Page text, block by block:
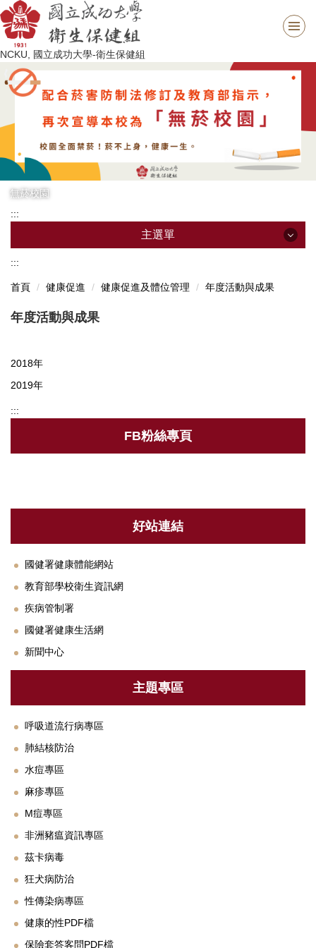
跳
到
主
要
內
容
區
NCKU, 國立成功大學-衛生保健組
無菸校園
:::
主選單
最新消息
行事曆
健康餐飲
新冠肺炎防疫措施
職業安全衛生護理
衛教專區
單位設備及校園友善設施介紹
下載專區
常見Q&A
鄰近醫療資源
:::
首頁 健康促進 健康促進及體位管理 年度活動與成果
年度活動與成果
2018年
2019年
:::
FB粉絲專頁
好站連結
國健署健康體能網站
教育部學校衛生資訊網
疾病管制署
國健署健康生活網
新聞中心
主題專區
呼吸道流行病專區
肺結核防治
水痘專區
麻疹專區
M痘專區
非洲豬瘟資訊專區
茲卡病毒
狂犬病防治
性傳染病專區
健康的性PDF檔
保險套答客問PDF檔